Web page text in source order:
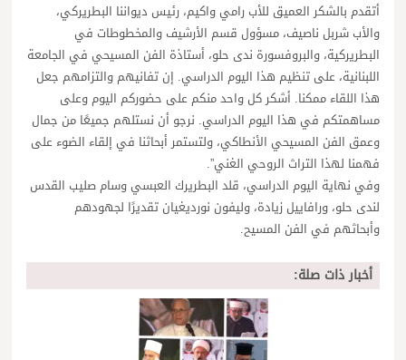
أتقدم بالشكر العميق للأب رامي واكيم، رئيس ديواننا البطريركي،
والأب شربل ناصيف، مسؤول قسم الأرشيف والمخطوطات في
البطريركية، والبروفسورة ندى حلو، أستاذة الفن المسيحي في الجامعة
اللبنانية، على تنظيم هذا اليوم الدراسي. إن تفانيهم والتزامهم جعل
هذا اللقاء ممكنا. أشكر كل واحد منكم على حضوركم اليوم وعلى
مساهمتكم في هذا اليوم الدراسي. نرجو أن نستلهم جميعًا من جمال
وعمق الفن المسيحي الأنطاكي، ولتستمر أبحاثنا في إلقاء الضوء على
فهمنا لهذا التراث الروحي الغني”.
وفي نهاية اليوم الدراسي، قلد البطريرك العبسي وسام صليب القدس
لندى حلو، ورافاييل زيادة، وليفون نورديغيان تقديرًا لجهودهم
وأبحاثهم في الفن المسيح.
أخبار ذات صلة: